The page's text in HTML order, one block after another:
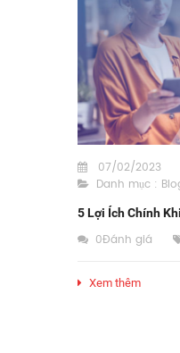
07/02/2023
Danh mục :
5 Lợi Ích Chính
0Đánh giá
Xem thêm